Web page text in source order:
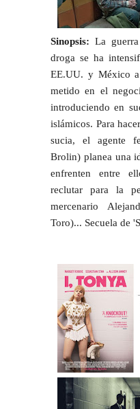
Sinopsis:La
droga se ha
EE.UU. y México
metido en el
introduciendo en
islámicos. Para
sucia, el agente
Brolin) planea una
enfrenten entre
reclutar para la
mercenario
Toro)... Secuela de